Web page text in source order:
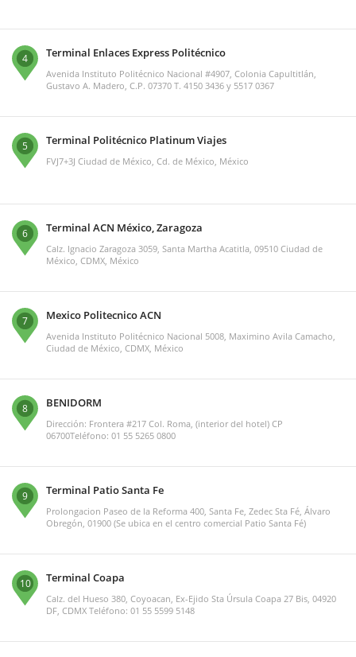
4 Terminal Enlaces Express Politécnico
Avenida Instituto Politécnico Nacional #4907, Colonia Capultitlán,
Gustavo A. Madero, C.P. 07370 T. 4150 3436 y 5517 0367
5 Terminal Politécnico Platinum Viajes
FVJ7+3J Ciudad de México, Cd. de México, México
6 Terminal ACN México, Zaragoza
Calz. Ignacio Zaragoza 3059, Santa Martha Acatitla, 09510 Ciudad de
México, CDMX, México
7 Mexico Politecnico ACN
Avenida Instituto Politécnico Nacional 5008, Maximino Avila Camacho,
Ciudad de México, CDMX, México
8 BENIDORM
Dirección: Frontera #217 Col. Roma, (interior del hotel) CP
06700Teléfono: 01 55 5265 0800
9 Terminal Patio Santa Fe
Prolongacion Paseo de la Reforma 400, Santa Fe, Zedec Sta Fé, Álvaro
Obregón, 01900 (Se ubica en el centro comercial Patio Santa Fé)
10 Terminal Coapa
Calz. del Hueso 380, Coyoacan, Ex-Ejido Sta Úrsula Coapa 27 Bis, 04920
DF, CDMX Teléfono: 01 55 5599 5148